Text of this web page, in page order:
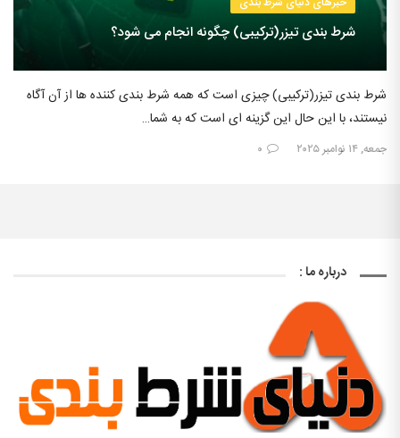
شرط بندی تیزر(ترکیبی) چگونه انجام می شود؟
شرط بندی تیزر(ترکیبی) چیزی است که همه شرط بندی کننده ها از آن آگاه
نیستند، با این حال این گزینه ای است که به شما…
جمعه, ۱۴ نوامبر ۲۰۲۵ ۰
درباره ما :